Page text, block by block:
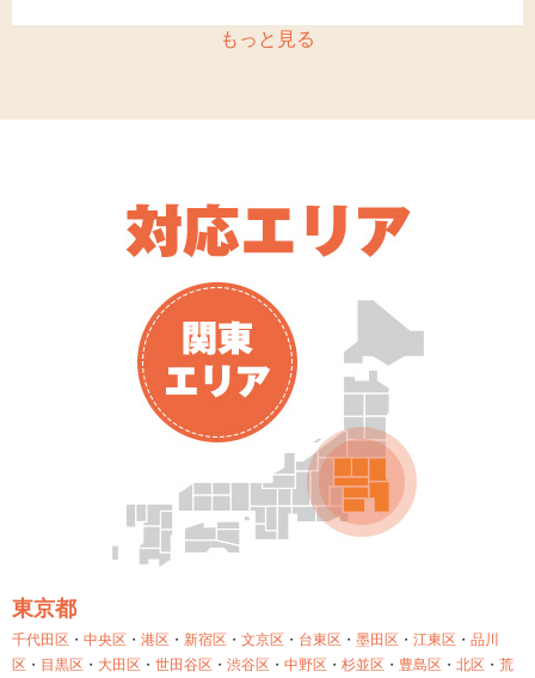
もっと見る
東京都
千代田区 ・ 中央区 ・ 港区 ・ 新宿区 ・ 文京区 ・ 台東区 ・ 墨田区 ・ 江東区 ・ 品川
区 ・ 目黒区 ・ 大田区 ・ 世田谷区 ・ 渋谷区 ・ 中野区 ・ 杉並区 ・ 豊島区 ・ 北区 ・ 荒